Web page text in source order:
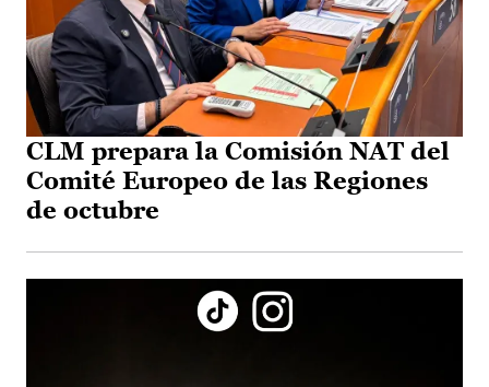
CLM prepara la Comisión NAT del
Comité Europeo de las Regiones
de octubre